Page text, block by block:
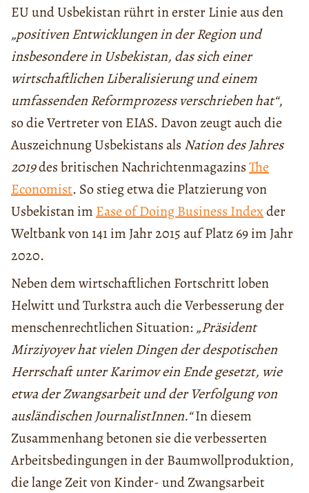
EU und Usbekistan rührt in erster Linie aus den
„positiven Entwicklungen in der Region und
insbesondere in Usbekistan, das sich einer
wirtschaftlichen Liberalisierung und einem
umfassenden Reformprozess verschrieben hat“,
so die Vertreter von EIAS. Davon zeugt auch die
Auszeichnung Usbekistans als Nation des Jahres
2019des britischen NachrichtenmagazinsThe
Economist. So stieg etwa die Platzierung von
Usbekistan im Ease of Doing Business Indexder
Weltbank von 141 im Jahr 2015 auf Platz 69 im Jahr
2020.
Neben dem wirtschaftlichen Fortschritt loben
Helwitt und Turkstra auch die Verbesserung der
menschenrechtlichen Situation: „Präsident
Mirziyoyev hat vielen Dingen der despotischen
Herrschaft unter Karimov ein Ende gesetzt, wie
etwa der Zwangsarbeit und der Verfolgung von
ausländischen JournalistInnen.“In diesem
Zusammenhang betonen sie die verbesserten
Arbeitsbedingungen in der Baumwollproduktion,
die lange Zeit von Kinder- und Zwangsarbeit